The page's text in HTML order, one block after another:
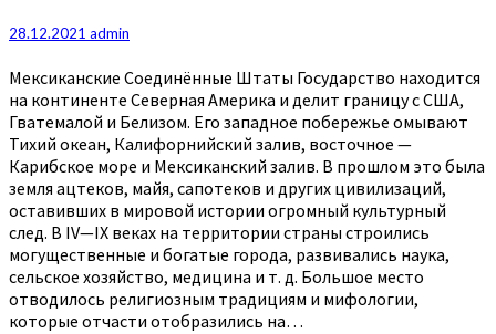
фото
описанием,
историей
возникновения
28.12.2021 admin
Мексиканские Соединённые Штаты Государство находится
на континенте Северная Америка и делит границу с США,
Гватемалой и Белизом. Его западное побережье омывают
Тихий океан, Калифорнийский залив, восточное —
Карибское море и Мексиканский залив. В прошлом это была
земля ацтеков, майя, сапотеков и других цивилизаций,
оставивших в мировой истории огромный культурный
след. В IV—IX веках на территории страны строились
могущественные и богатые города, развивались наука,
сельское хозяйство, медицина и т. д. Большое место
отводилось религиозным традициям и мифологии,
которые отчасти отобразились на…